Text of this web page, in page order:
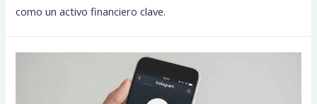
como un activo financiero clave.